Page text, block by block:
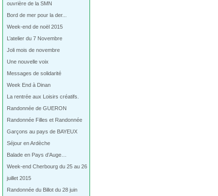
ouvrière de la SMN
Bord de mer pour la der...
Week-end de noël 2015
L’atelier du 7 Novembre
Joli mois de novembre
Une nouvelle voix
Messages de solidarité
Week End à Dinan
La rentrée aux Loisirs créatifs.
Randonnée de GUERON
Randonnée Filles et Randonnée
Garçons au pays de BAYEUX
Séjour en Ardèche
Balade en Pays d’Auge…
Week-end Cherbourg du 25 au 26
juillet 2015
Randonnée du Billot du 28 juin